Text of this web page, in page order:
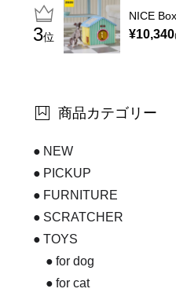
位
NICE
¥10,340
商品カテゴリー
NEW
PICKUP
FURNITURE
SCRATCHER
TOYS
for dog
for cat